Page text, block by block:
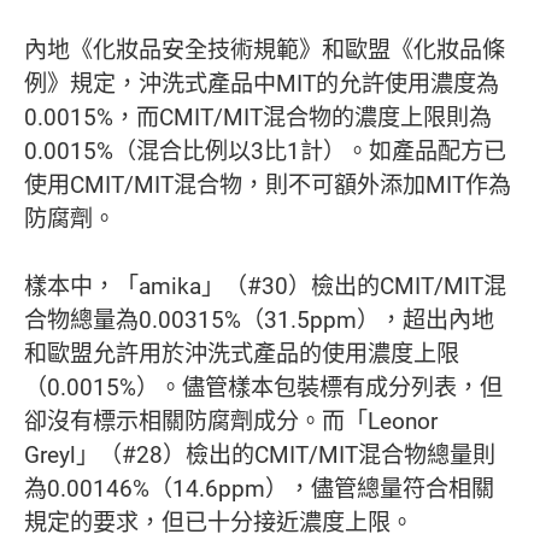
內地《化妝品安全技術規範》和歐盟《化妝品條
例》規定，沖洗式產品中MIT的允許使用濃度為
0.0015%，而CMIT/MIT混合物的濃度上限則為
0.0015%（混合比例以3比1計）。如產品配方已
使用CMIT/MIT混合物，則不可額外添加MIT作為
防腐劑。
樣本中，「amika」（#30）檢出的CMIT/MIT混
合物總量為0.00315%（31.5ppm），超出內地
和歐盟允許用於沖洗式產品的使用濃度上限
（0.0015%）。儘管樣本包裝標有成分列表，但
卻沒有標示相關防腐劑成分。而「Leonor
Greyl」（#28）檢出的CMIT/MIT混合物總量則
為0.00146%（14.6ppm），儘管總量符合相關
規定的要求，但已十分接近濃度上限。